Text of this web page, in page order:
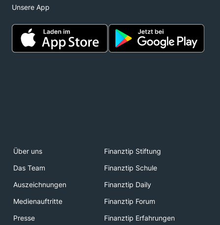
Unsere App
Über uns
Finanztip Stiftung
Das Team
Finanztip Schule
Auszeichnungen
Finanztip Daily
Medienauftritte
Finanztip Forum
Presse
Finanztip Erfahrungen